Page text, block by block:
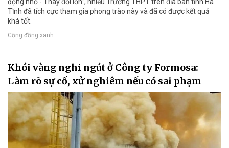
động nhỏ - Thay đổi lớn”, nhiều Trường THPT trên địa bàn tỉnh Hà
Tĩnh đã tích cực tham gia phong trào này và đã có được kết quả
khá tốt.
Cộng đồng xanh
Khói vàng nghi ngút ở Công ty Formosa:
Làm rõ sự cố, xử nghiêm nếu có sai phạm